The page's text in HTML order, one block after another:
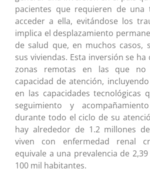
pacientes que requieren de una
acceder a ella, evitándose los
implica el desplazamiento
de salud que, en muchos casos,
sus viviendas. Esta inversión se
zonas remotas en las que no
capacidad de atención,
en las capacidades tecnológicas
seguimiento y
durante todo el ciclo de su
hay alrededor de 1.2 millones
viven con enfermedad renal
equivale a una prevalencia de
100 mil habitantes.